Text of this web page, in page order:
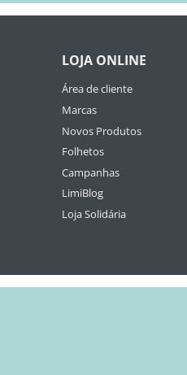
LOJA ONLINE
Área de cliente
Marcas
Novos Produtos
Folhetos
Campanhas
LimiBlog
Loja Solidária